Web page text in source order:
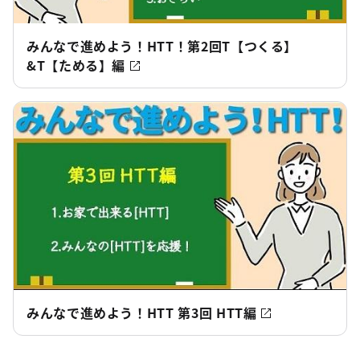
みんなで進めよう！HTT！第2回T【つくる】
&T【ためる】編
みんなで進めよう！HTT 第3回 HTT編